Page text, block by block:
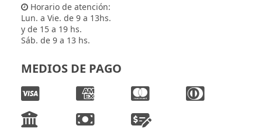
Horario de atención:
Lun. a Vie. de 9 a 13hs.
y de 15 a 19 hs.
Sáb. de 9 a 13 hs.
MEDIOS DE PAGO